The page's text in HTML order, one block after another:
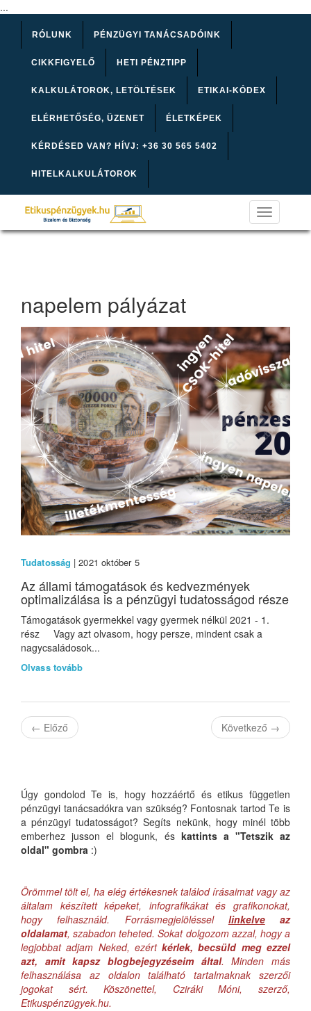
...
RÓLUNK PÉNZÜGYI TANÁCSADÓINK
CIKKFIGYELŐ HETI PÉNZTIPP
KALKULÁTOROK, LETÖLTÉSEK ETIKAI-KÓDEX
ELÉRHETŐSÉG, ÜZENET ÉLETKÉPEK
KÉRDÉSED VAN? HÍVJ: +36 30 565 5402
HITELKALKULÁTOROK
Toggle
navigation
napelem pályázat
Tudatosság | 2021 október 5
Az állami támogatások és kedvezmények
optimalizálása is a pénzügyi tudatosságod része
Támogatások gyermekkel vagy gyermek nélkül 2021 - 1.
rész Vagy azt olvasom, hogy persze, mindent csak a
nagycsaládosok...
Olvass tovább
← Előző Következő →
Úgy gondolod Te is, hogy hozzáértő és etikus független
pénzügyi tanácsadókra van szükség? Fontosnak tartod Te is
a pénzügyi tudatosságot? Segíts nekünk, hogy minél több
emberhez jusson el blogunk, és kattints a "Tetszik az
oldal" gombra :)
Örömmel tölt el, ha elég értékesnek találod írásaimat vagy az
általam készített képeket, infografikákat és grafikonokat,
hogy felhasználd. Forrásmegjelöléssel linkelveaz
oldalamat, szabadon teheted. Sokat dolgozom azzal, hogy a
legjobbat adjam Neked, ezértkérlek, becsüld meg ezzel
azt, amit kapsz blogbejegyzéseim által. Minden más
felhasználása az oldalon található tartalmaknak szerzői
jogokat sért. Köszönettel, Cziráki Móni, szerző,
Etikuspénzügyek.hu.